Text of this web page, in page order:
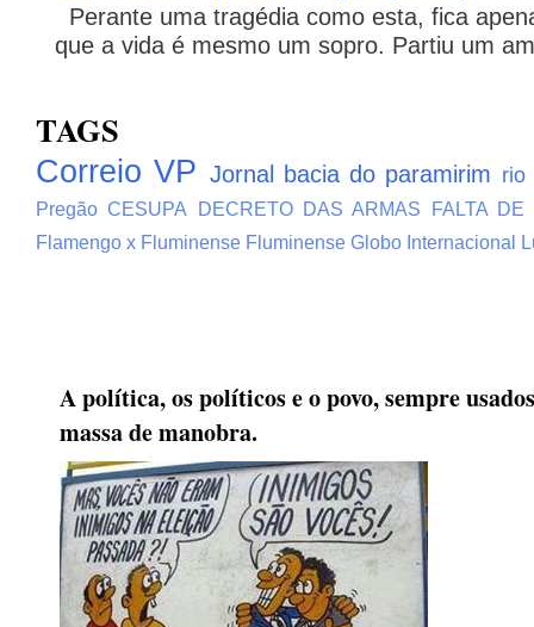
Perante uma tragédia como esta, fica
que a vida é mesmo um sopro. Partiu um
TAGS
Correio VP Jornal bacia do paramirim rio
Pregão CESUPA DECRETO DAS ARMAS
FALTA DE
Flamengo x Fluminense Fluminense Globo Internacional
A política, os políticos e o povo, sempre
massa de manobra.